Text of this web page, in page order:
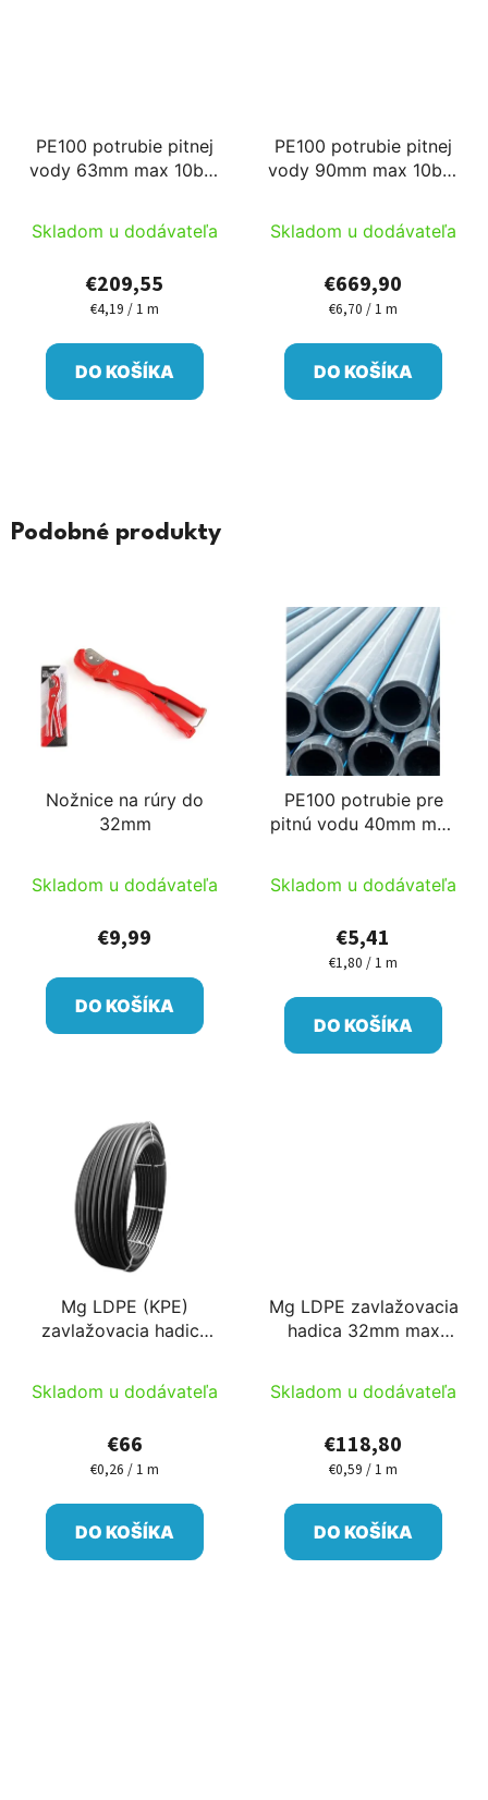
PE100 potrubie pitnej
vody 63mm max 10bar
Skladom u dodávateľa
€209,55
Jednotková
€4,19 / 1 m
DO KOŠÍKA
PE100 potrubie pitnej
vody 90mm max 10bar
Skladom u dodávateľa
€669,90
Jednotková
€6,70 / 1 m
DO KOŠÍKA
Podobné produkty
Nožnice na rúry do
32mm
Skladom u dodávateľa
€9,99
DO KOŠÍKA
PE100 potrubie pre
pitnú vodu 40mm max
Skladom u dodávateľa
€5,41
Jednotková
€1,80 / 1 m
DO KOŠÍKA
Mg LDPE (KPE)
zavlažovacia hadica
pre mikrozavlažovanie
Skladom u dodávateľa
€66
Jednotková
€0,26 / 1 m
DO KOŠÍKA
Mg LDPE zavlažovacia
hadica 32mm max
Palaplast hadica
Skladom u dodávateľa
€118,80
Jednotková
€0,59 / 1 m
DO KOŠÍKA